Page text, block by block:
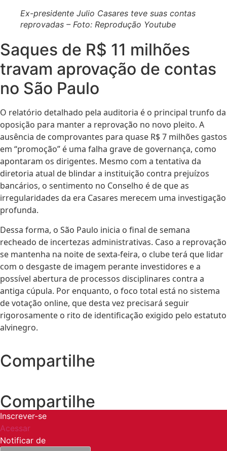
Ex-presidente Julio Casares teve suas contas
reprovadas – Foto: Reprodução Youtube
Saques de R$ 11 milhões
travam aprovação de contas
no São Paulo
O relatório detalhado pela auditoria é o principal trunfo da
oposição para manter a reprovação no novo pleito. A
ausência de comprovantes para quase R$ 7 milhões gastos
em “promoção” é uma falha grave de governança, como
apontaram os dirigentes. Mesmo com a tentativa da
diretoria atual de blindar a instituição contra prejuízos
bancários, o sentimento no Conselho é de que as
irregularidades da era Casares merecem uma investigação
profunda.
Dessa forma, o São Paulo inicia o final de semana
recheado de incertezas administrativas. Caso a reprovação
se mantenha na noite de sexta-feira, o clube terá que lidar
com o desgaste de imagem perante investidores e a
possível abertura de processos disciplinares contra a
antiga cúpula. Por enquanto, o foco total está no sistema
de votação online, que desta vez precisará seguir
rigorosamente o rito de identificação exigido pelo estatuto
alvinegro.
Compartilhe
Compartilhe
Inscrever-se
Acessar
Notificar de